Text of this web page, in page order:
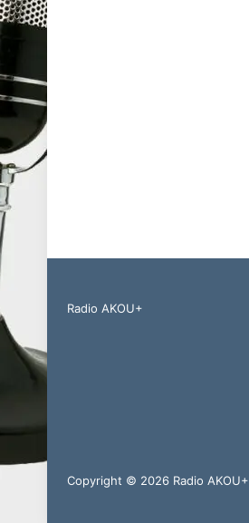
Radio AKOU+
Copyright © 2026 Radio AKOU+